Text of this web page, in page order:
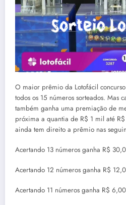
O maior prêmio da Lotofácil
todos os 15 números sorteados. Mas
também ganha uma premiação de
próxima a quantia de R$ 1 mil até
ainda tem direito a prêmio nas
Acertando 13 números ganha R$
Acertando 12 números ganha R$
Acertando 11 números ganha R$